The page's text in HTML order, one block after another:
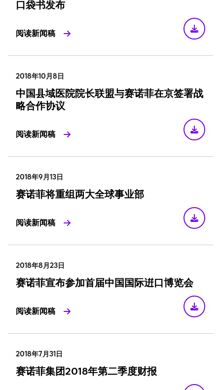
口袋书发布
阅读新闻稿
2018年10月8日
中国县域医院院长联盟与赛诺菲在京签署战
略合作协议
阅读新闻稿
2018年9月13日
赛诺菲将重组两大全球事业部
阅读新闻稿
2018年8月23日
赛诺菲宣布参加首届中国国际逬口博览会
阅读新闻稿
2018年7月31日
赛诺菲集团2018年第二季度财报